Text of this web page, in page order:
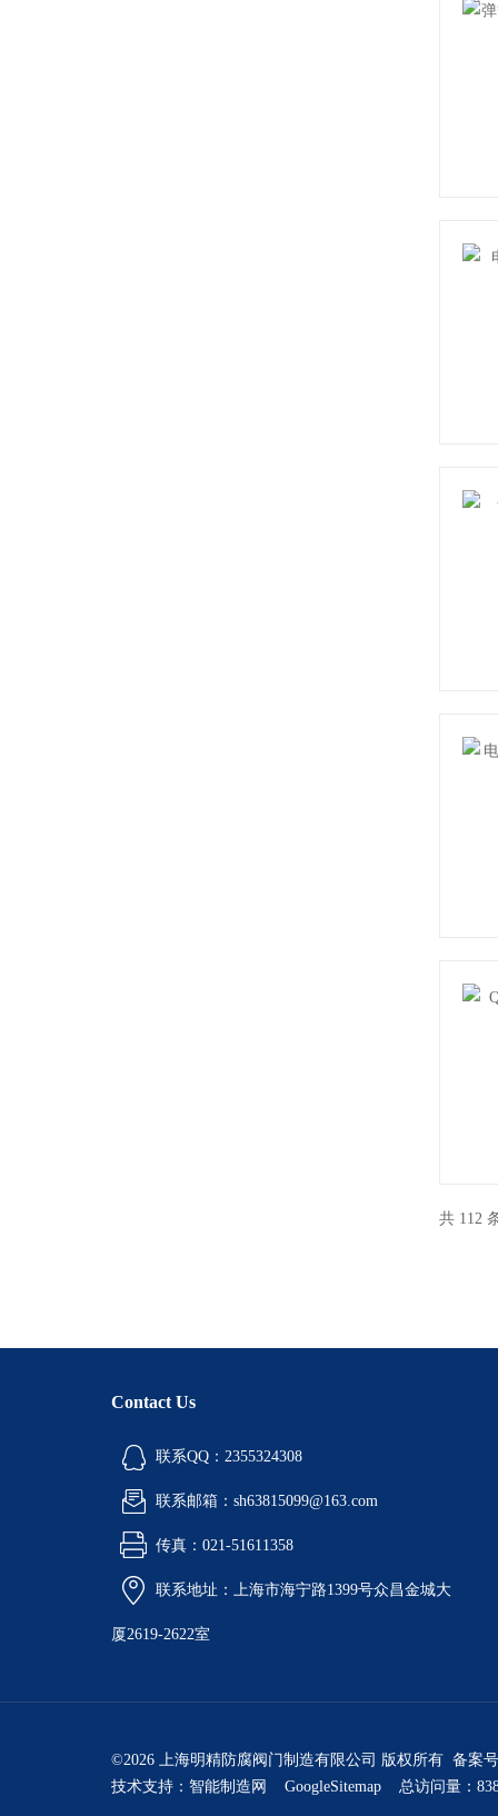
共 112
Contact Us
联系QQ：2355324308
联系邮箱：sh63815099@163.com
传真：021-51611358
联系地址：上海市海宁路1399号众昌金城大
厦2619-2622室
©2026 上海明精防腐阀门制造有限公司 版权所有 备案
技术支持： 智能制造网 GoogleSitemap 总访问量：